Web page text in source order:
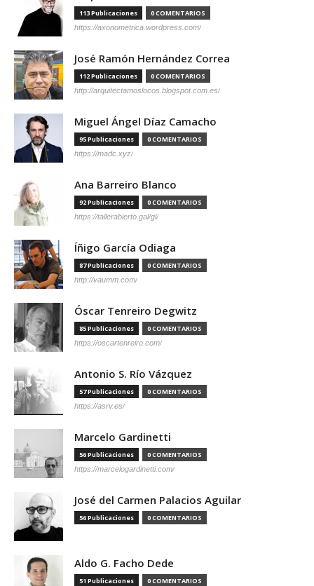
113 Publicaciones 0 COMENTARIOS
https://axonometrica.wordpress.com/
José Ramón Hernández Correa
112 Publicaciones 0 COMENTARIOS
http://arquitectamoslocos.blogspot.com.es/
Miguel Ángel Díaz Camacho
95 Publicaciones 0 COMENTARIOS
https://madc.xyz/
Ana Barreiro Blanco
92 Publicaciones 0 COMENTARIOS
https://tallerabierto.gal/gl/
Íñigo García Odiaga
87 Publicaciones 0 COMENTARIOS
http://vaumm.com/
Óscar Tenreiro Degwitz
85 Publicaciones 0 COMENTARIOS
https://oscartenreiro.com/
Antonio S. Río Vázquez
57 Publicaciones 0 COMENTARIOS
https://asrv.es/
Marcelo Gardinetti
56 Publicaciones 0 COMENTARIOS
https://marcelogardinetti.com/
José del Carmen Palacios Aguilar
56 Publicaciones 0 COMENTARIOS
Aldo G. Facho Dede
51 Publicaciones 0 COMENTARIOS